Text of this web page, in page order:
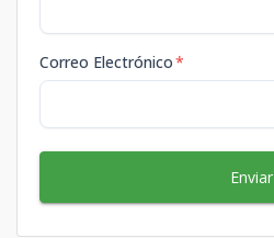
Correo Electrónico*
Enviar